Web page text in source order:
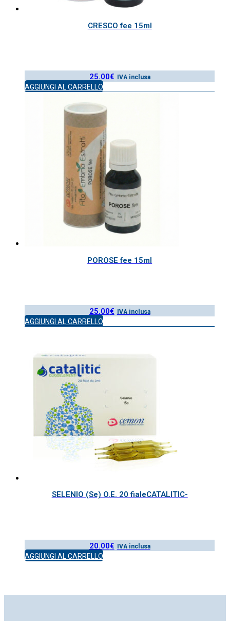
CRESCO fee 15ml
25.00€ IVA inclusa
AGGIUNGI AL CARRELLO
POROSE fee 15ml
25.00€ IVA inclusa
AGGIUNGI AL CARRELLO
SELENIO (Se) O.E. 20 fialeCATALITIC-
20.00€ IVA inclusa
AGGIUNGI AL CARRELLO